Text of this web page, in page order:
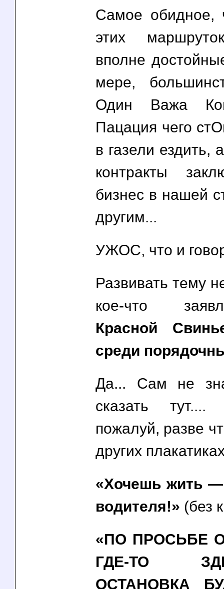
Самое обидное,
этих
вполне
мере,
Один Важа
Пацация чего
в газели ездить,
контракты
бизнес в нашей
другим...
УЖОС, что и
Развивать тему
кое-что
Красной
среди
Да... Сам не
сказать тут....
пожалуй, разве
других
«Хочешь жить —
водителя!» (без
«ПО ПРОСЬБЕ
ГДЕ-ТО
ОСТАНОВКА